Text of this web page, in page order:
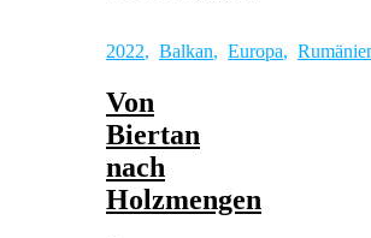
2022, Balkan, Europa,
Von
Biertan
nach
Holzmengen